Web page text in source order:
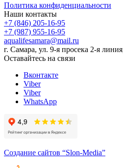
Политика конфиденциальности
Наши контакты
+7 (846) 205-16-95
+7 (987) 955-16-95
aqualifesamara@mail.ru
г. Самара, ул. 9-я просека 2-я
Оставайтесь на связи
Вконтакте
Viber
Viber
WhatsApp
Создание сайтов “Slon-Media”